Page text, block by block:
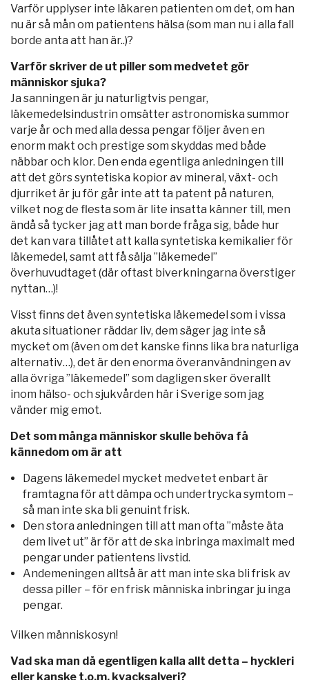
Varför upplyser inte läkaren patienten om det, om han
nu är så mån om patientens hälsa (som man nu i alla fall
borde anta att han är..)?
Varför skriver de ut piller som medvetet gör
människor sjuka?
Ja sanningen är ju naturligtvis pengar,
läkemedelsindustrin omsätter astronomiska summor
varje år och med alla dessa pengar följer även en
enorm makt och prestige som skyddas med både
näbbar och klor. Den enda egentliga anledningen till
att det görs syntetiska kopior av mineral, växt- och
djurriket är ju för går inte att ta patent på naturen,
vilket nog de flesta som är lite insatta känner till, men
ändå så tycker jag att man borde fråga sig, både hur
det kan vara tillåtet att kalla syntetiska kemikalier för
läkemedel, samt att få sälja ”läkemedel”
överhuvudtaget (där oftast biverkningarna överstiger
nyttan…)!
Visst finns det även syntetiska läkemedel som i vissa
akuta situationer räddar liv, dem säger jag inte så
mycket om (även om det kanske finns lika bra naturliga
alternativ…), det är den enorma överanvändningen av
alla övriga ”läkemedel” som dagligen sker överallt
inom hälso- och sjukvården här i Sverige som jag
vänder mig emot.
Det som många människor skulle behöva få
kännedom om är att
Dagens läkemedel mycket medvetet enbart är
framtagna för att dämpa och undertrycka symtom –
så man inte ska bli genuint frisk.
Den stora anledningen till att man ofta ”måste äta
dem livet ut” är för att de ska inbringa maximalt med
pengar under patientens livstid.
Andemeningen alltså är att man inte ska bli frisk av
dessa piller – för en frisk människa inbringar ju inga
pengar.
Vilken människosyn!
Vad ska man då egentligen kalla allt detta – hyckleri
eller kanske t.o.m. kvacksalveri?